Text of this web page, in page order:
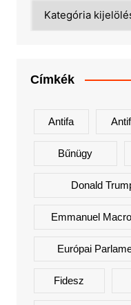
Címkék
Antifa
Bűnügy
Donald
Emmanuel
Európai
Fidesz